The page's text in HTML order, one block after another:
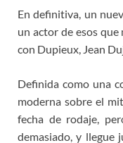
En definitiva, un
un actor de esos
con Dupieux, Jean
Definida como una
moderna sobre el
fecha de rodaje,
demasiado, y llegue